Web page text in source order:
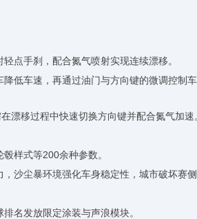
点手刹，配合氮气喷射实现连续漂移。
低车速，再通过油门与方向键的微调控制
漂移过程中快速切换方向键并配合氮气加速
样式等200余种参数。
沙尘暴环境强化车身稳定性，城市破坏赛侧
名发放限定涂装与声浪模块。